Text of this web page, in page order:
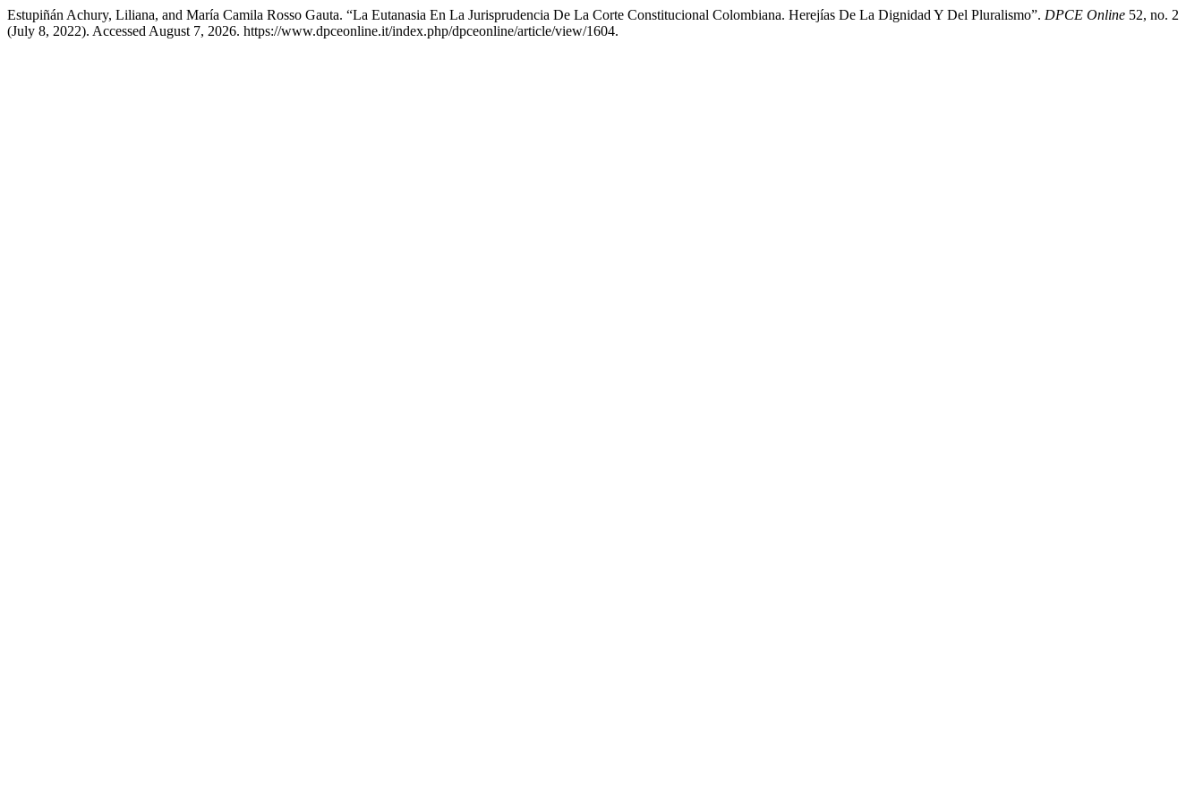
Estupiñán Achury, Liliana, and María Camila Rosso Gauta. “La Eutanasia En La Jurisprudencia De La Corte Constitucional Colombiana. Herejías De La Dignidad Y Del Pluralismo”. DPCE Online 52, no. 2
(July 8, 2022). Accessed August 7, 2026. https://www.dpceonline.it/index.php/dpceonline/article/view/1604.